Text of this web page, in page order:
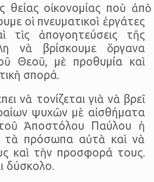
θείας οἰκονομίας ποὺ ἀπὸ
οἱ πνευματικοὶ ἐργάτες
τὶς ἀπογοητεύσεις τῆς
νὰ βρίσκουμε ὅργανα
Θεοῦ, μὲ προθυμία καὶ
σπορά.
νὰ τονίζεται γιὰ νὰ βρεῖ
ψυχῶν μὲ αἰσθήματα
τοῦ Ἀποστόλου Παύλου ἡ
τὰ πρόσωπα αὐτὰ καὶ νὰ
καὶ τὴν προσφορά τους.
δύσκολο.